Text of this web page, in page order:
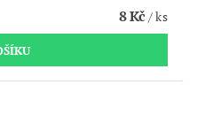
8 Kč/ ks